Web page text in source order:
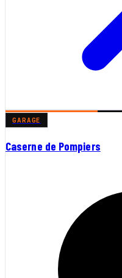
GARAGE
Caserne de Pompiers